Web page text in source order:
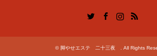
RSS
© 脚やせエステ 二十三夜 . All Rights